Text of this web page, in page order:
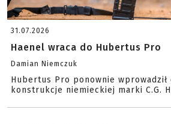
31.07.2026
Haenel wraca do Hubertus Pro
Damian Niemczuk
Hubertus Pro ponownie
konstrukcje niemieckiej marki C.G.